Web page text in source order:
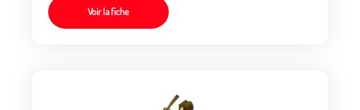
Voir la fiche